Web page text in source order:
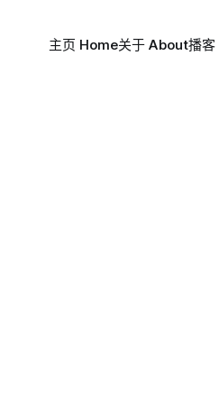
主页 Home关于 About播